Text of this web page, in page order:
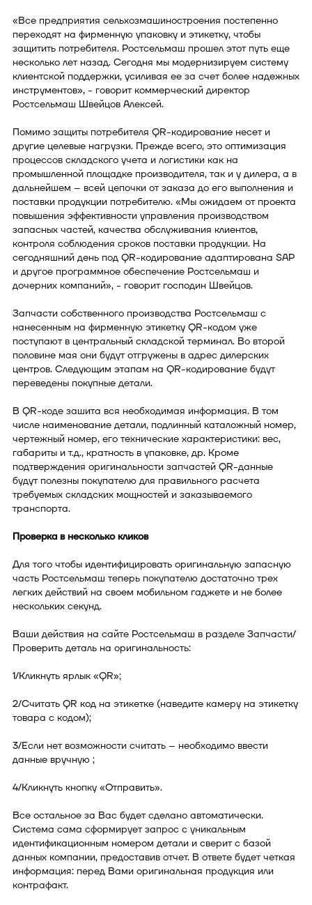
«Все предприятия сельхозмашиностроения постепенно
переходят на фирменную упаковку и этикетку, чтобы
защитить потребителя. Ростсельмаш прошел этот путь еще
несколько лет назад. Сегодня мы модернизируем систему
клиентской поддержки, усиливая ее за счет более надежных
инструментов», - говорит коммерческий директор
Ростсельмаш Швейцов Алексей.
Помимо защиты потребителя QR-кодирование несет и
другие целевые нагрузки. Прежде всего, это оптимизация
процессов складского учета и логистики как на
промышленной площадке производителя, так и у дилера, а в
дальнейшем – всей цепочки от заказа до его выполнения и
поставки продукции потребителю. «Мы ожидаем от проекта
повышения эффективности управления производством
запасных частей, качества обслуживания клиентов,
контроля соблюдения сроков поставки продукции. На
сегодняшний день под QR-кодирование адаптирована SAP
и другое программное обеспечение Ростсельмаш и
дочерних компаний», - говорит господин Швейцов.
Запчасти собственного производства Ростсельмаш с
нанесенным на фирменную этикетку QR-кодом уже
поступают в центральный складской терминал. Во второй
половине мая они будут отгружены в адрес дилерских
центров. Следующим этапам на QR-кодирование будут
переведены покупные детали.
В QR-коде зашита вся необходимая информация. В том
числе наименование детали, подлинный каталожный номер,
чертежный номер, его технические характеристики: вес,
габариты и т.д., кратность в упаковке, др. Кроме
подтверждения оригинальности запчастей QR-данные
будут полезны покупателю для правильного расчета
требуемых складских мощностей и заказываемого
транспорта.
Проверка в несколько кликов
Для того чтобы идентифицировать оригинальную запасную
часть Ростсельмаш теперь покупателю достаточно трех
легких действий на своем мобильном гаджете и не более
нескольких секунд.
Ваши действия на сайте Ростсельмаш в разделе Запчасти/
Проверить деталь на оригинальность:
1/Кликнуть ярлык «QR»;
2/Считать QR код на этикетке (наведите камеру на этикетку
товара с кодом);
3/Если нет возможности считать – необходимо ввести
данные вручную ;
4/Кликнуть кнопку «Отправить».
Все остальное за Вас будет сделано автоматически.
Система сама сформирует запрос с уникальным
идентификационным номером детали и сверит с базой
данных компании, предоставив отчет. В ответе будет четкая
информация: перед Вами оригинальная продукция или
контрафакт.